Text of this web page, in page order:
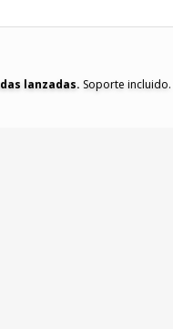
lanzadas. Soporte incluido.